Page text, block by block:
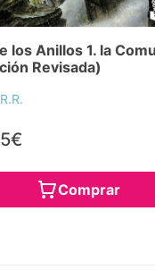
los Anillos 1. la
Revisada)
Comprar